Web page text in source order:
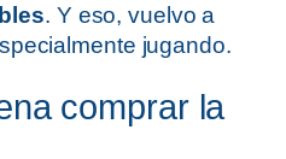
. Y eso, vuelvo a
jugando.
comprar la